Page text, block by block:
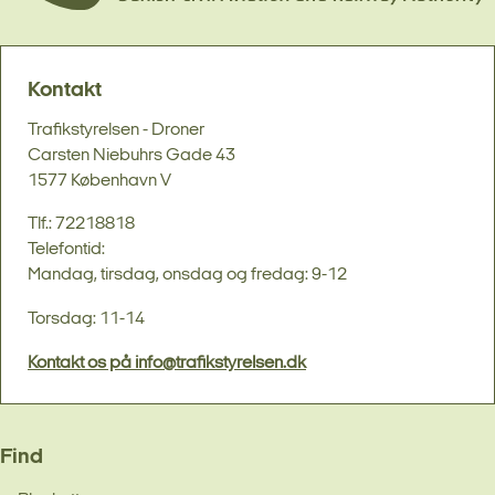
Kontakt
Trafikstyrelsen - Droner
Carsten Niebuhrs Gade 43
1577 København V
Tlf.: 72218818
Telefontid:
Mandag, tirsdag, onsdag og fredag: 9-12
Torsdag: 11-14
Kontakt os på info@trafikstyrelsen.dk
Find